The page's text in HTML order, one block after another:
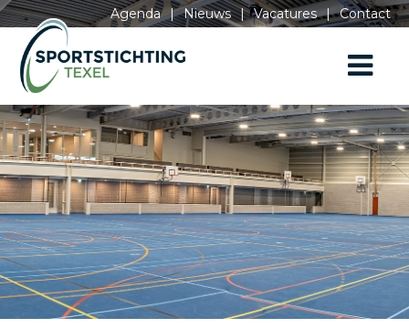
Agenda | Nieuws | Vacatures | Contact